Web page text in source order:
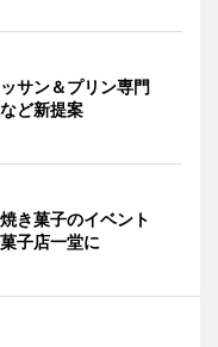
サン＆プリン専門
ど新提案
き菓子のイベント
子店一堂に